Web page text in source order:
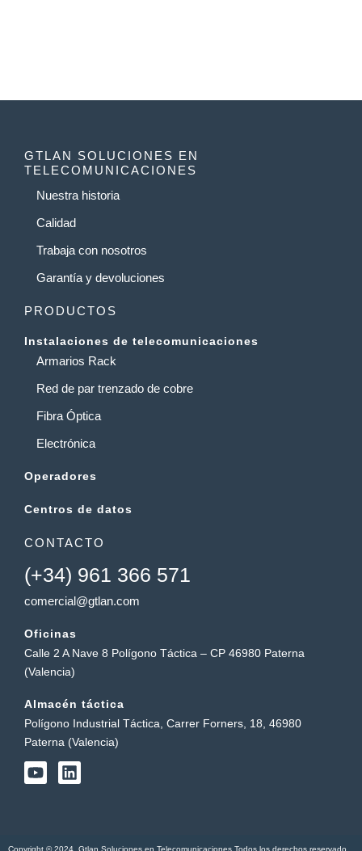
GTLAN SOLUCIONES EN
TELECOMUNICACIONES
Nuestra historia
Calidad
Trabaja con nosotros
Garantía y devoluciones
PRODUCTOS
Instalaciones de telecomunicaciones
Armarios Rack
Red de par trenzado de cobre
Fibra Óptica
Electrónica
Operadores
Centros de datos
CONTACTO
(+34) 961 366 571
comercial@gtlan.com
Oficinas
Calle 2 A Nave 8 Polígono Táctica – CP 46980 Paterna
(Valencia)
Almacén táctica
Polígono Industrial Táctica, Carrer Forners, 18, 46980
Paterna (Valencia)
Y
o
L
i
Copyright © 2024. Gtlan Soluciones en Telecomunicaciones Todos los derechos reservado